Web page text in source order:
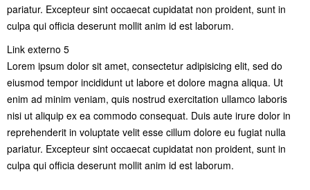
pariatur. Excepteur sint occaecat cupidatat non proident, sunt in
culpa qui officia deserunt mollit anim id est laborum.
Link externo 5
Lorem ipsum dolor sit amet, consectetur adipisicing elit, sed do
eiusmod tempor incididunt ut labore et dolore magna aliqua. Ut
enim ad minim veniam, quis nostrud exercitation ullamco laboris
nisi ut aliquip ex ea commodo consequat. Duis aute irure dolor in
reprehenderit in voluptate velit esse cillum dolore eu fugiat nulla
pariatur. Excepteur sint occaecat cupidatat non proident, sunt in
culpa qui officia deserunt mollit anim id est laborum.